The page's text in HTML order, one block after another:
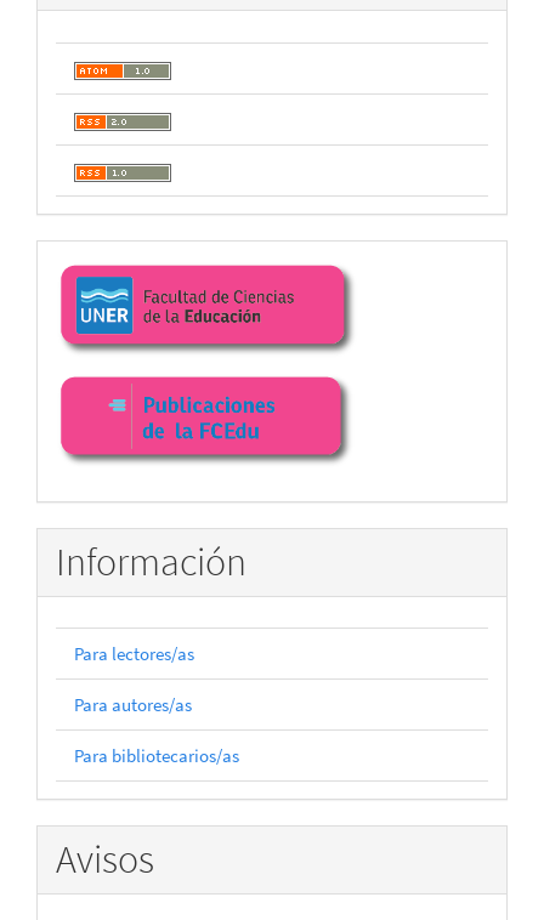
Enlaces
facultad
Información
Para lectores/as
Para autores/as
Para bibliotecarios/as
Avisos